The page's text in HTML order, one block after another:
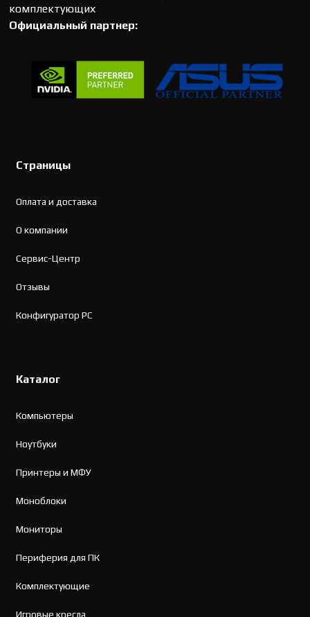
комплектующих
Официальный партнер:
Страницы
Оплата и доставка
О компании
Сервис-Центр
Отзывы
Конфигуратор PC
Каталог
Компьютеры
Ноутбуки
Принтеры и МФУ
Моноблоки
Мониторы
Периферия для ПК
Комплектующие
Игровые кресла